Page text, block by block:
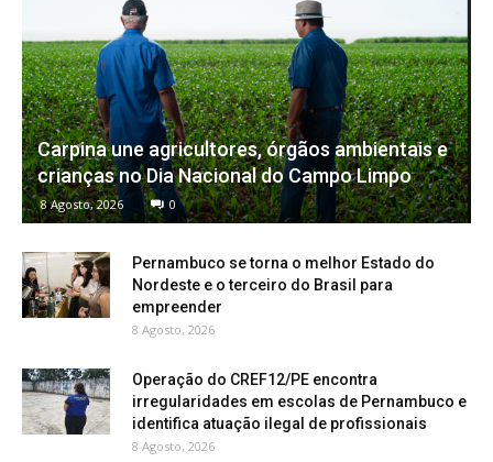
Carpina une agricultores, órgãos ambientais e
crianças no Dia Nacional do Campo Limpo
8 Agosto, 2026 0
Pernambuco se torna o melhor Estado do
Nordeste e o terceiro do Brasil para
empreender
8 Agosto, 2026
Operação do CREF12/PE encontra
irregularidades em escolas de Pernambuco e
identifica atuação ilegal de profissionais
8 Agosto, 2026